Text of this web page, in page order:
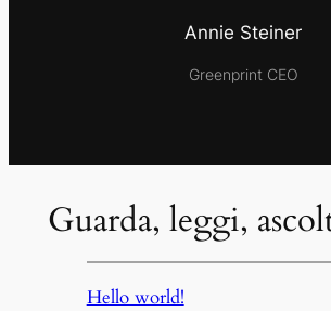
Annie Steiner
Greenprint CEO
Guarda, leggi,
Hello world!